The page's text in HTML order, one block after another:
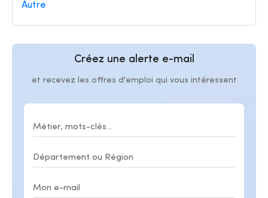
Autre
Créez une alerte e-mail
et recevez les offres d'emploi qui vous intéressent